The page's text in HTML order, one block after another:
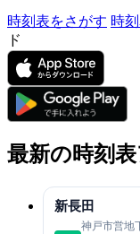
時刻表をさがす 時
ド
最新の時刻
新長田
神戸市営地